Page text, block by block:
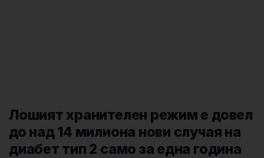
Лошият хранителен режим е довел
до над 14 милиона нови случая на
диабет тип 2 само за една година